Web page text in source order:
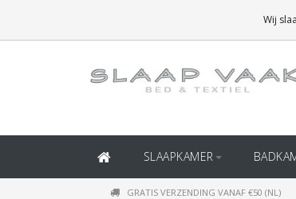
(BINNEN BELGIË)
SLAAPKAMER
GRATIS VERZENDING VANAF €50 (NL)
Wij